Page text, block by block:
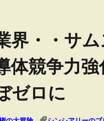
界・・サ
体競争力
ゼロに